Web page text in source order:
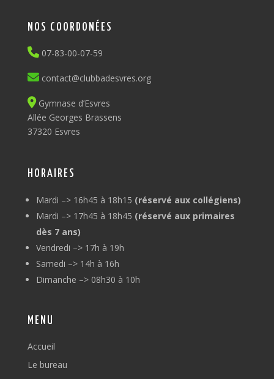
NOS COORDONÉES
07-83-00-07-59
contact@clubbadesvres.org
Gymnase d’Esvres
Allée Georges Brassens
37320 Esvres
HORAIRES
Mardi –> 16h45 à 18h15 (réservé aux collégiens)
Mardi –> 17h45 à 18h45 (réservé aux primaires
dès 7 ans)
Vendredi –> 17h à 19h
Samedi –> 14h à 16h
Dimanche –> 08h30 à 10h
MENU
Accueil
Le bureau